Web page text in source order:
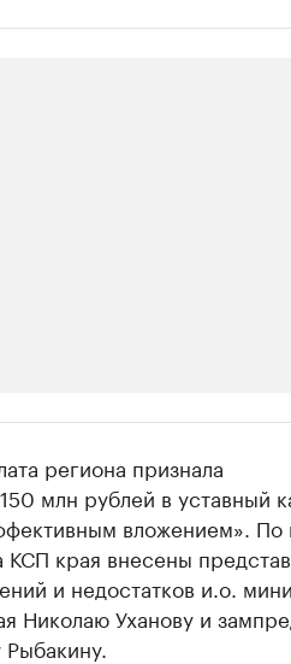
медийной
региона признала
млн рублей в уставный
вложением». По
края внесены
и недостатков и.о.
Николаю Уханову и